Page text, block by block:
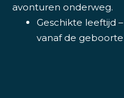
avonturen onderweg.
Geschikte leeftijd –
vanaf de geboorte